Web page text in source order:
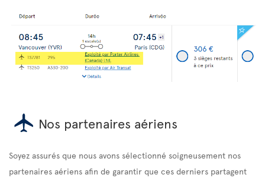
Nos partenaires aériens
Soyez assurés que nous avons sélectionné soigneusement nos
partenaires aériens afin de garantir que ces derniers partagent